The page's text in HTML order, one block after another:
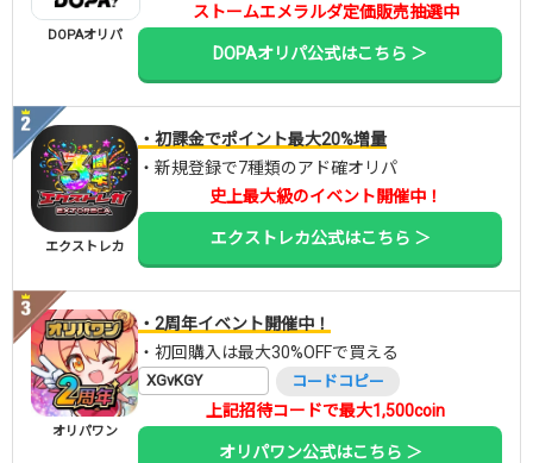
DOPAオリパ
ストームエメラルダ定価販売抽選中
DOPAオリパ公式はこちら ＞
エクストレカ
・初課金でポイント最大20%増量
・新規登録で7種類のアド確オリパ
史上最大級のイベント開催中！
エクストレカ公式はこちら ＞
オリパワン
・2周年イベント開催中！
・初回購入は最大30%OFFで買える
XGvKGY コードコピー
上記招待コードで最大1,500coin
オリパワン公式はこちら ＞